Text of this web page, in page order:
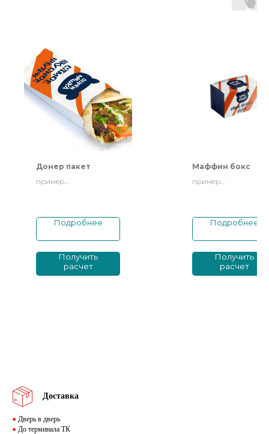
Донер пакет
пример
Подробнее
Получить
расчет
Маффин бокс
пример
Подробнее
Получить
расчет
Доставка
● Дверь в дверь
● До терминала ТК